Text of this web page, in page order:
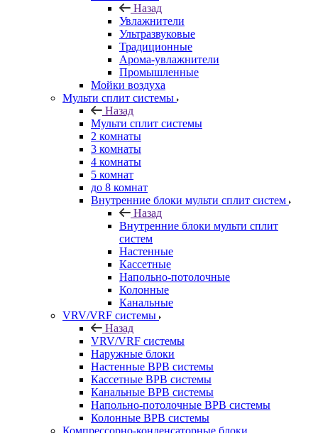
Назад
Увлажнители
Ультразвуковые
Традиционные
Арома-увлажнители
Промышленные
Мойки воздуха
Мульти сплит системы
Назад
Мульти сплит системы
2 комнаты
3 комнаты
4 комнаты
5 комнат
до 8 комнат
Внутренние блоки мульти сплит систем
Назад
Внутренние блоки мульти сплит
систем
Настенные
Кассетные
Напольно-потолочные
Колонные
Канальные
VRV/VRF системы
Назад
VRV/VRF системы
Наружные блоки
Настенные ВРВ системы
Кассетные ВРВ системы
Канальные ВРВ системы
Напольно-потолочные ВРВ системы
Колонные ВРВ системы
Компрессорно-конденсаторные блоки